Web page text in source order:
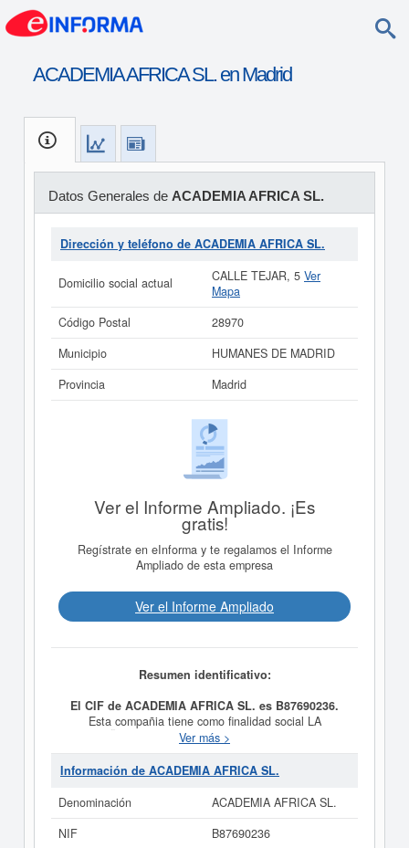
ACADEMIA AFRICA SL. en Madrid
Datos Generales de ACADEMIA AFRICA SL.
Dirección y teléfono de ACADEMIA AFRICA SL.
Domicilio social actual CALLE TEJAR, 5 Ver
Mapa
Código Postal
28970
Municipio
HUMANES DE MADRID
Provincia
Madrid
Ver el Informe Ampliado. ¡Es
gratis!
Regístrate en eInforma y te regalamos el Informe
Ampliado de esta empresa
Ver el Informe Ampliado
Resumen identificativo:
El CIF de ACADEMIA AFRICA SL. es B87690236.
Esta compañia tiene como finalidad social LA
ENSEÑANZA REGLADA EN CLASES DE APOYO
ESCOLAR, teniendo como fecha de su constitución el
día 18/11/2016. El CNAE que tiene es 8552 - Educación
empresaACADEMIA AFRICA SL.es el 82990100. Esta
última consulta ha sido el 06/06/2025. En esta página
Ver más >
Información de ACADEMIA AFRICA SL.
Denominación
ACADEMIA AFRICA SL.
NIF
B87690236